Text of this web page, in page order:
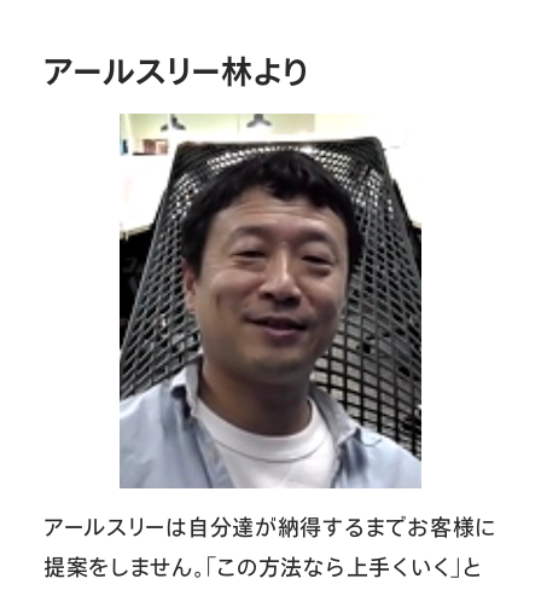
アールスリー林より
アールスリーは自分達が納得するまでお客様に
提案をしません。「この方法なら上手くいく」と